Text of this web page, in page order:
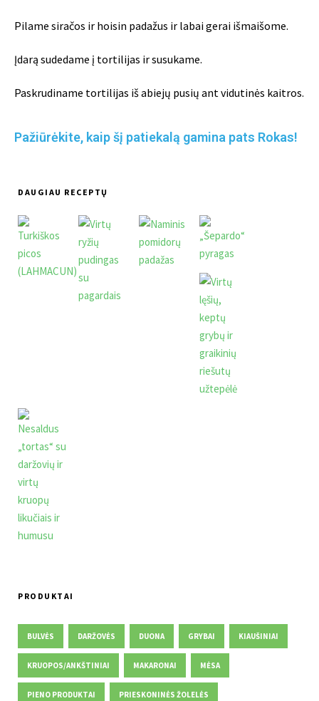
Pilame siračos ir hoisin padažus ir labai gerai išmaišome.
Įdarą sudedame į tortilijas ir susukame.
Paskrudiname tortilijas iš abiejų pusių ant vidutinės kaitros.
Pažiūrėkite, kaip šį patiekalą gamina pats Rokas!
DAUGIAU RECEPTŲ
PRODUKTAI
BULVĖS DARŽOVĖS DUONA GRYBAI KIAUŠINIAI
KRUOPOS/ANKŠTINIAI MAKARONAI MĖSA
PIENO PRODUKTAI PRIESKONINĖS ŽOLELĖS